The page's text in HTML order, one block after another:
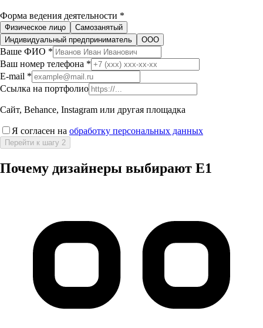
Форма ведения деятельности *
Физическое лицо
Самозанятый
Индивидуальный предприниматель
ООО
Ваше ФИО *
Ваш номер телефона *
E-mail *
Ссылка на портфолио
Сайт, Behance, Instagram или другая площадка
Я согласен на обработку персональных данных
Перейти к шагу 2
Почему дизайнеры выбирают E1